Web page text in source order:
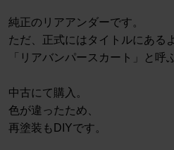
純正のリアアンダーです。
ただ、正式にはタイトルにある
「リアバンパースカート」と呼
中古にて購入。
色が違ったため、
再塗装もDIYです。